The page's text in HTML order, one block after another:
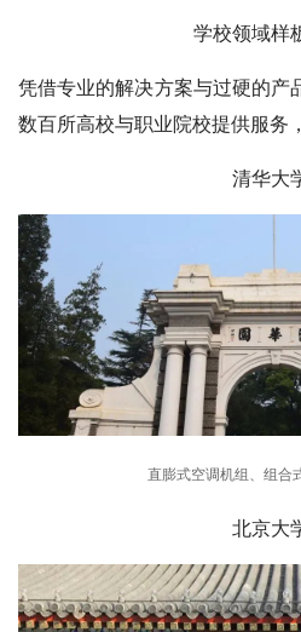
学校领域样
凭借专业的解决方案与过硬的产
数百所高校与职业院校提供服务
清华大
直膨式空调机组、组合
北京大